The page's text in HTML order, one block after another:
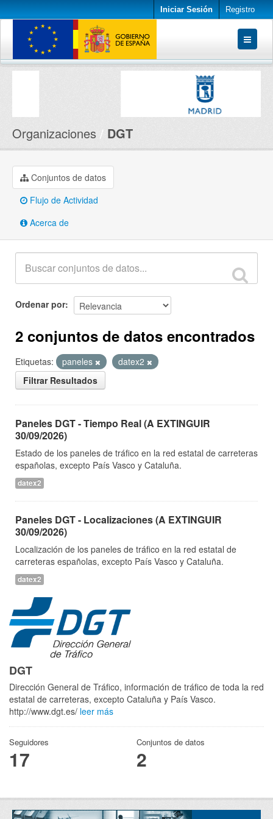
Iniciar Sesión Registro
Conjuntos de datos
Organizaciones DGT
Conjuntos de datos
Flujo de Actividad
Acerca de
Ordenar por
2 conjuntos de datos encontrados
Etiquetas: paneles
datex2
Filtrar Resultados
Paneles DGT - Tiempo Real (A EXTINGUIR
30/09/2026)
Estado de los paneles de tráfico en la red estatal de carreteras
españolas, excepto País Vasco y Cataluña.
datex2
Paneles DGT - Localizaciones (A EXTINGUIR
30/09/2026)
Localización de los paneles de tráfico en la red estatal de
carreteras españolas, excepto País Vasco y Cataluña.
datex2
DGT
Dirección General de Tráfico, información de tráfico de toda la red
estatal de carreteras, excepto Cataluña y País Vasco.
http://www.dgt.es/ leer más
Seguidores
17
Conjuntos de datos
2